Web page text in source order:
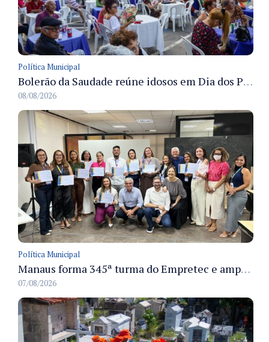
Política Municipal
Bolerão da Saudade reúne idosos em Dia dos Pais promovido pela Fundação Dr. Thomas em Manaus
08/08/2026
Política Municipal
Manaus forma 345ª turma do Empretec e amplia qualificação de empreendedores na cidade
07/08/2026